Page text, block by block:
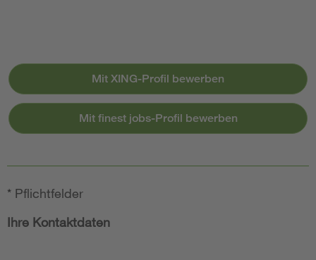
Mit XING-Profil bewerben
Mit finest jobs-Profil bewerben
* Pflichtfelder
Ihre Kontaktdaten